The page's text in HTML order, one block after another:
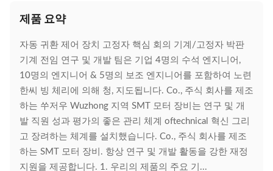
제품 요약
자동 귀환 제어 장치 고정자 핵심 회의 기계/고정자 박판
기계 전임 연구 및 개발 팀은 기업 4명의 수석 엔지니어,
10명의 엔지니어 & 5명의 보조 엔지니어를 포함하여 노련
한씨 빙 체리에 의해 청, 지도됩니다. Co., 주식 회사를 제조
하는 쑤저우 Wuzhong 지역 SMT 모터 장비는 연구 및 개
발 직원 성과 평가의 좋은 관리 체계 oftechnical 혁신 그리
고 장려하는 체계를 설치했습니다. Co., 주식 회사를 제조
하는 SMT 모터 장비. 항상 연구 및 개발 활동을 강한 재정
지원을 제공합니다. 1. 우리의 제품의 주요 기...